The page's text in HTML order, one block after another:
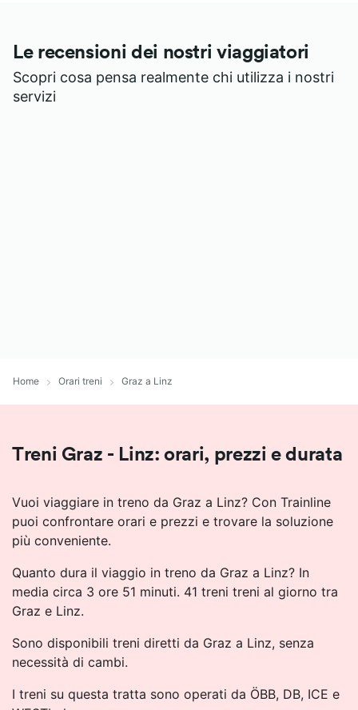
Le recensioni dei nostri viaggiatori
Scopri cosa pensa realmente chi utilizza i nostri
servizi
Home Orari treni Graz a Linz
Treni Graz - Linz: orari, prezzi e durata
Vuoi viaggiare in treno da Graz a Linz? Con Trainline
puoi confrontare orari e prezzi e trovare la soluzione
più conveniente.
Quanto dura il viaggio in treno da Graz a Linz? In
media circa 3 ore 51 minuti. 41 treni treni al giorno tra
Graz e Linz.
Sono disponibili treni diretti da Graz a Linz, senza
necessità di cambi.
I treni su questa tratta sono operati da ÖBB, DB, ICE e